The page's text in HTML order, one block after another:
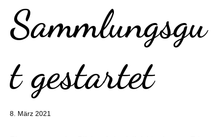
Sammlungsgu
t gestartet
8. März 2021